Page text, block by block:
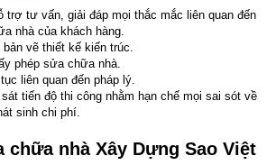
trợ tư vấn, giải đáp mọi thắc mắc liên quan đến
nhà của khách hàng.
bản vẽ thiết kế kiến trúc.
phép sửa chữa nhà.
liên quan đến pháp lý.
tiến độ thi công nhằm hạn chế mọi sai sót về
sinh chi phí.
chữa nhà Xây Dựng Sao Việt